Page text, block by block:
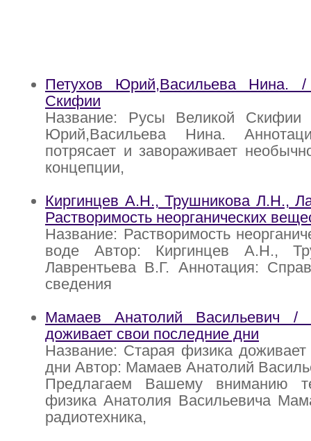
Петухов Юрий,Васильева Нина.
Скифии
Название: Русы Великой Скифии
Юрий,Васильева Нина.
потрясает и завораживает
концепции,
Киргинцев А.Н., Трушникова Л.Н.,
Растворимость неорганических
Название: Растворимость
воде Автор: Киргинцев А.Н.,
Лаврентьева В.Г. Аннотация:
сведения
Мамаев Анатолий Васильевич /
доживает свои последние дни
Название: Старая физика
дни Автор: Мамаев Анатолий
Предлагаем Вашему вниманию
физика Анатолия Васильевича
радиотехника,